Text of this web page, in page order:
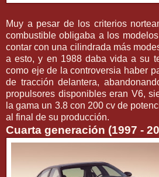
Muy a pesar de los criterios
combustible obligaba a los
contar con una cilindrada más
a esto, y en 1988 daba vida a su
como eje de la controversia haber
de tracción delantera,
propulsores disponibles eran V6,
la gama un 3.8 con 200 cv de
al final de su producción.
Cuarta generación (1997 -